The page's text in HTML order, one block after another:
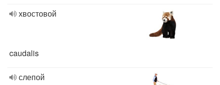
хвостовой
caudalis
слепой